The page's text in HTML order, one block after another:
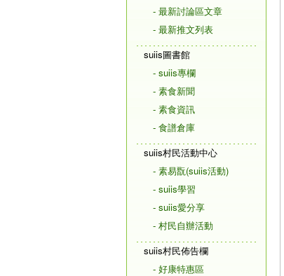
- 最新討論區文章
- 最新推文列表
suiis圖書館
- suiis專欄
- 素食新聞
- 素食資訊
- 食譜倉庫
suiis村民活動中心
- 素易翫(suiis活動)
- suiis學習
- suiis愛分享
- 村民自辦活動
suiis村民佈告欄
- 好康特惠區